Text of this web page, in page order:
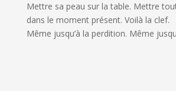
Mettre sa peau sur la table. Mettre
dans le moment présent. Voilà la clef.
Même jusqu’à la perdition. Même